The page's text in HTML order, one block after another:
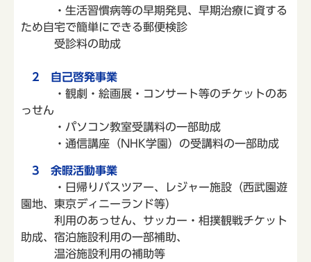
・生活習慣病等の早期発見、早期治療に資する
ため自宅で簡単にできる郵便検診
受診料の助成
2 自己啓発事業
・観劇・絵画展・コンサート等のチケットのあ
っせん
・パソコン教室受講料の一部助成
・通信講座（NHK学園）の受講料の一部助成
3 余暇活動事業
・日帰りバスツアー、レジャー施設（西武園遊
園地、東京ディニーランド等）
利用のあっせん、サッカー・相撲観戦チケット
助成、宿泊施設利用の一部補助、
温浴施設利用の補助等